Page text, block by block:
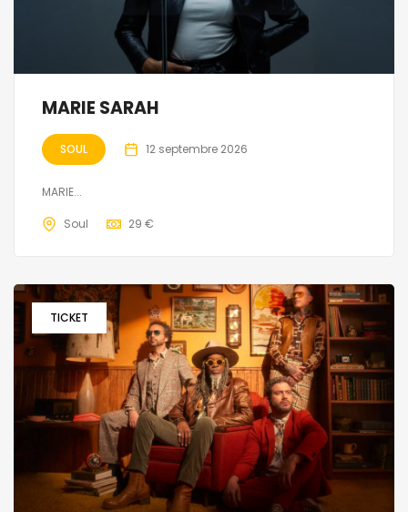
MARIE SARAH
SOUL 12 septembre 2026
MARIE...
Soul 29 €
TICKET